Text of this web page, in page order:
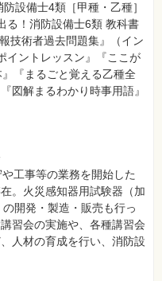
設備士4類［甲種・乙種］
る！消防設備士6類 教科書
技術者過去問題集』（イン
イントレッスン』『ここが
『まるごと覚える乙種全
図解まるわかり時事用語』
工事等の業務を開始した
。火災感知器用試験器（加
開発・製造・販売も行っ
習会の実施や、各種講習会
人材の育成を行い、消防設